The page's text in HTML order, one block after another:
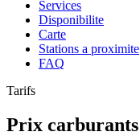
Services
Disponibilite
Carte
Stations a proximite
FAQ
Tarifs
Prix carburants